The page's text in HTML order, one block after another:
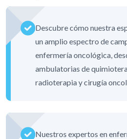
Descubre cómo nuestra
un amplio espectro de
enfermería oncológica,
ambulatorias de
radioterapia y cirugía
Nuestros expertos en